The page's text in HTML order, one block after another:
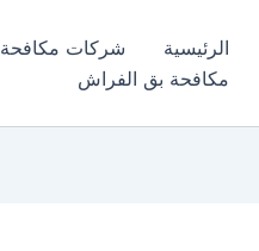
الرئيسية شركات
مكافحة بق الفراش​